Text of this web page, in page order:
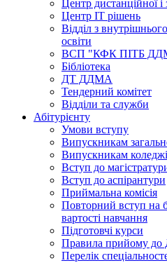
Центр дистанційної і
Центр ІТ рішень
Відділ з
освіти
ВСП "КФК ПІТБ
Бібліотека
ДТ ДДМА
Тендерний комітет
Відділи та служби
Абітурієнту
Умови вступу
Випускникам
Випускникам
Вступ до
Вступ до аспірантури
Приймальна комісія
Повторний вступ на
вартості навчання
Підготовчі курси
Правила прийому
Перелік